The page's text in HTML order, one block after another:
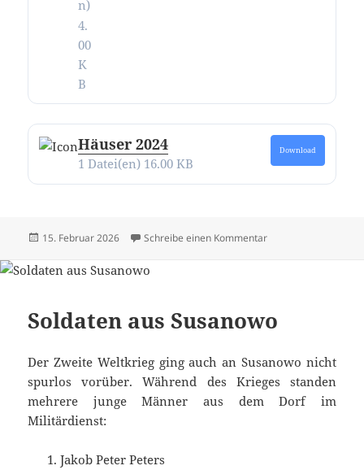
n)
4.
00
K
B
Häuser 2024
1 Datei(en) 16.00 KB
Download
Veröffentlicht
15. Februar 2026 Schreibe einen Kommentarzu Alle Texte und
Soldaten aus Susanowo
Der Zweite Weltkrieg ging auch an Susanowo nicht
spurlos vorüber. Während des Krieges standen
mehrere junge Männer aus dem Dorf im
Militärdienst:
Jakob Peter Peters